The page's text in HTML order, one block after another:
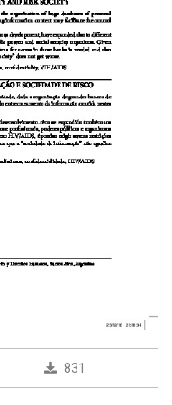
831